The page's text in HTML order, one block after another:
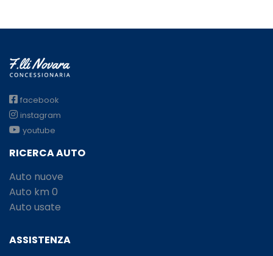
facebook
instagram
youtube
RICERCA AUTO
Auto nuove
Auto km 0
Auto usate
ASSISTENZA